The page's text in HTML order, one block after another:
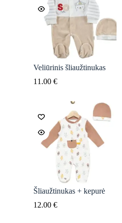
Veliūrinis šliaužtinukas
11.00 €
Šliaužtinukas + kepurė
12.00 €